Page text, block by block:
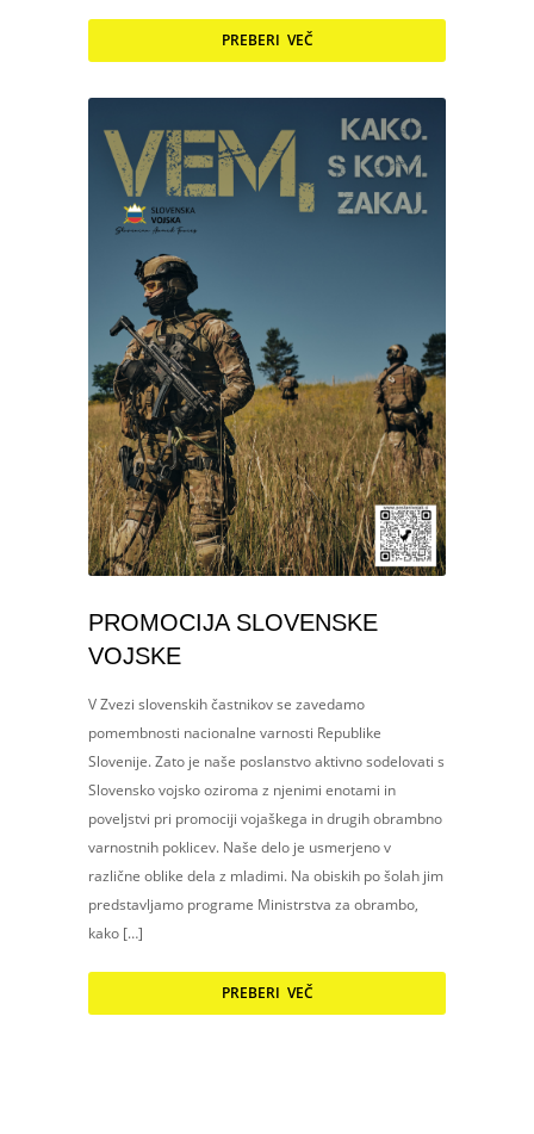
PREBERI VEČ
PROMOCIJA SLOVENSKE
VOJSKE
V Zvezi slovenskih častnikov se zavedamo
pomembnosti nacionalne varnosti Republike
Slovenije. Zato je naše poslanstvo aktivno sodelovati s
Slovensko vojsko oziroma z njenimi enotami in
poveljstvi pri promociji vojaškega in drugih obrambno
varnostnih poklicev. Naše delo je usmerjeno v
različne oblike dela z mladimi. Na obiskih po šolah jim
predstavljamo programe Ministrstva za obrambo,
kako […]
PREBERI VEČ